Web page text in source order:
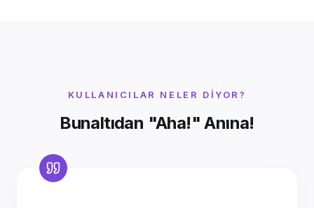
KULLANICILAR NELER DIYOR?
Bunaltıdan "Aha!" Anına!